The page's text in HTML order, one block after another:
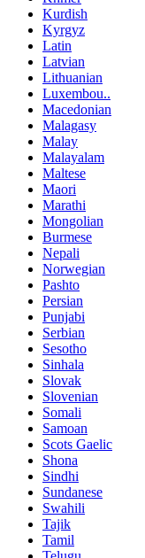
Kurdish
Kyrgyz
Latin
Latvian
Lithuanian
Luxembou..
Macedonian
Malagasy
Malay
Malayalam
Maltese
Maori
Marathi
Mongolian
Burmese
Nepali
Norwegian
Pashto
Persian
Punjabi
Serbian
Sesotho
Sinhala
Slovak
Slovenian
Somali
Samoan
Scots Gaelic
Shona
Sindhi
Sundanese
Swahili
Tajik
Tamil